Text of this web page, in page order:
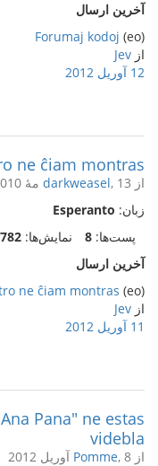
آخرین ارسال
(eo)
Forumaj kodoj
از Jev
12 آوریل 2012
ne ĉiam montras ...
از darkweasel, 13 مهٔ 2010
زبان: Esperanto
پست‌ها: 8 نمایش‌ها:
آخرین ارسال
(eo)
ne ĉiam montras ...
از Jev
11 آوریل 2012
Pana" ne estas
videbla
از Pomme, 8 آوریل 2012